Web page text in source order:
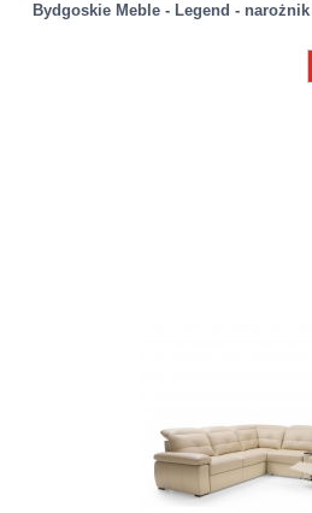
Bydgoskie Meble - Legend - narożnik